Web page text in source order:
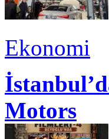
Ekonomi
Motors